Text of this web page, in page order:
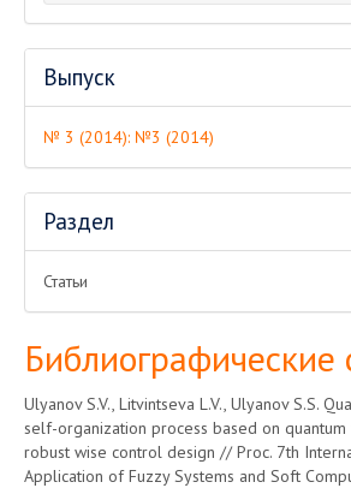
Выпуск
№ 3 (2014): №3 (2014)
Раздел
Статьи
Библиографические
Ulyanov S.V., Litvintseva L.V., Ulyanov S.S.
self-organization process based on
robust wise control design // Proc. 7th
Application of Fuzzy Systems and Soft